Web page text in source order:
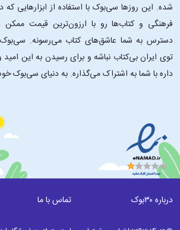
شده. این ‌روزها سی‌بوک با استفاده از ابزارهایی که
فرهنگی و کتاب‌ها رو با ارزون‌ترین قیمت ممکن
دسترس به شما عاشق‌های کتاب می‌رسونه. سی‌بوک
توی ایران بی‌کتاب نباشه و برای رسیدن به این
داره با شما به اشتراک می‌گذاره. به دنیای سی‌بوک
درباره ۳۰بوک تماس با ما